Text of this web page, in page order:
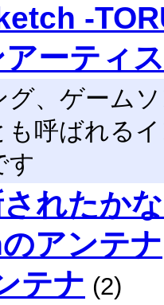
-
ーティ
グ、ゲーム
も呼ばれる
す
れたか
アンテナ
テナ (2)